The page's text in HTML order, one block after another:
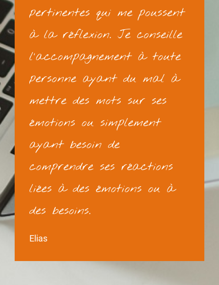
pertinentes qui me poussent
à la réflexion. Je conseille
l'accompagnement à toute
personne ayant du mal à
mettre des mots sur ses
émotions ou simplement
ayant besoin de
comprendre ses réactions
liées à des émotions ou à
des besoins.
Elias